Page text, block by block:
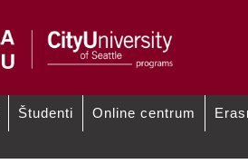
Študenti Online centrum